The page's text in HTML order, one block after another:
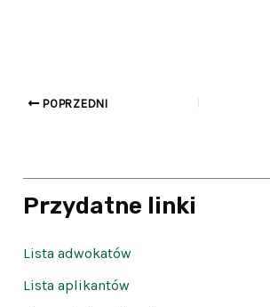
POPRZEDNI
Przydatne linki
Lista adwokatów
Lista aplikantów